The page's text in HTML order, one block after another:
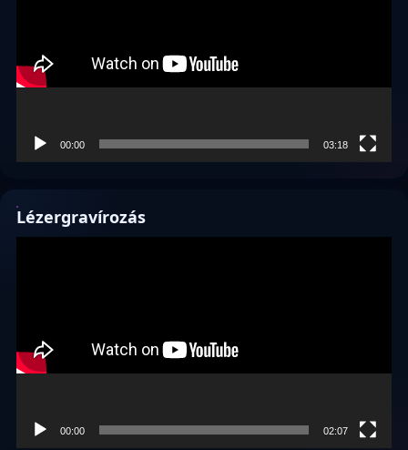
00:00 03:18
Lézergravírozás
00:00 02:07